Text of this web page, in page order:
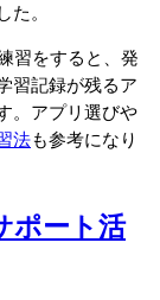
。
習をすると、発
習記録が残るア
。アプリ選びや
法も参考になり
ポート活